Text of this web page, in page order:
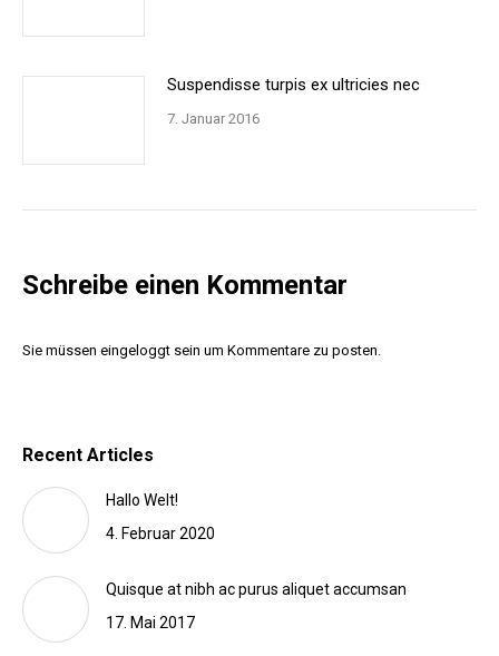
Suspendisse turpis ex ultricies nec
7. Januar 2016
Schreibe einen Kommentar
Sie müssen eingeloggt sein um Kommentare zu posten.
Recent Articles
Hallo Welt!
4. Februar 2020
Quisque at nibh ac purus aliquet accumsan
17. Mai 2017